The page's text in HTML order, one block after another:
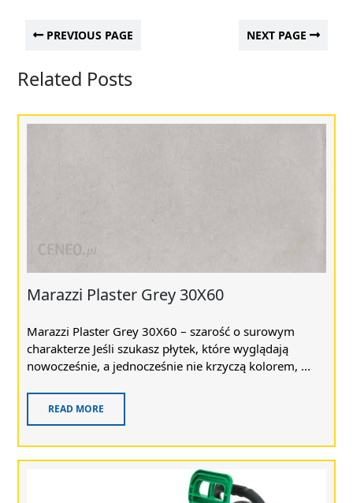
PREVIOUS PAGE NEXT PAGE
Related Posts
Marazzi Plaster Grey 30X60
Marazzi Plaster Grey 30X60 – szarość o surowym
charakterze Jeśli szukasz płytek, które wyglądają
nowocześnie, a jednocześnie nie krzyczą kolorem, ...
READ MORE